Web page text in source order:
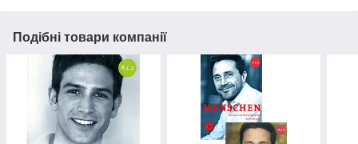
Подібні товари компанії